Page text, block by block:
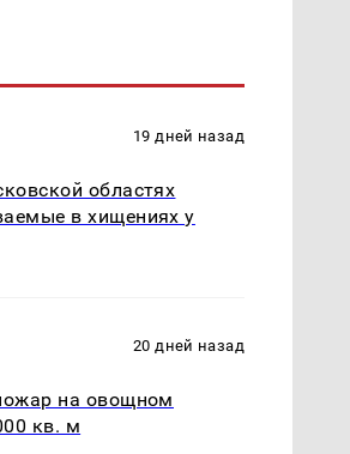
19 дней назад
областях
в хищениях у
20 дней назад
на овощном
кв. м